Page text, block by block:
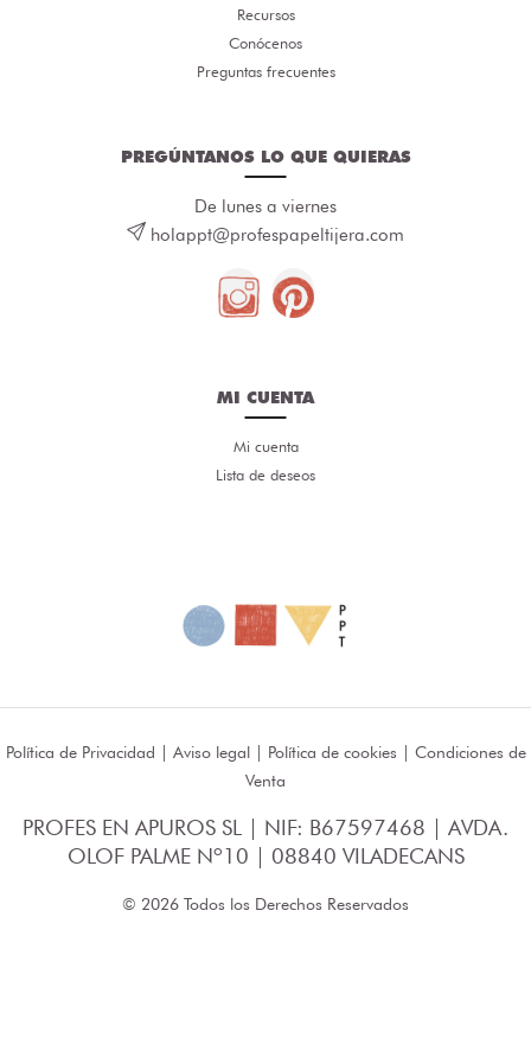
Recursos
Conócenos
Preguntas frecuentes
PREGÚNTANOS LO QUE QUIERAS
De lunes a viernes
holappt@profespapeltijera.com
MI CUENTA
Mi cuenta
Lista de deseos
Política de Privacidad | Aviso legal| Política de cookies | Condiciones de
Venta
PROFES EN APUROS SL | NIF: B67597468 | AVDA.
OLOF PALME Nº10 | 08840 VILADECANS
© 2026 Todos los Derechos Reservados